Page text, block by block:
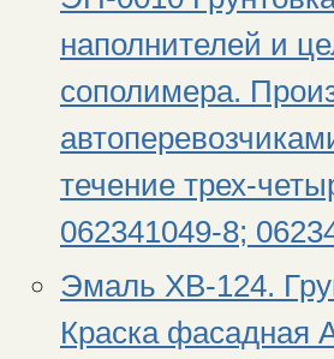
наполнителей и
сополимера.
течение трех-
062341049-8;
Эмаль ХВ-124.
Краска фасадная